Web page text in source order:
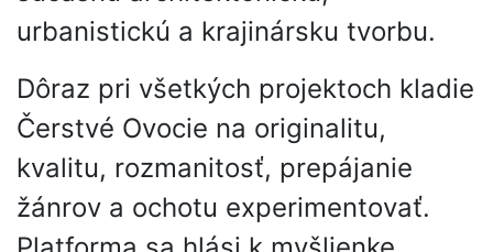
urbanistickú a krajinársku tvorbu.
Dôraz pri všetkých projektoch kladie
Čerstvé Ovocie na originalitu,
kvalitu, rozmanitosť, prepájanie
žánrov a ochotu experimentovať.